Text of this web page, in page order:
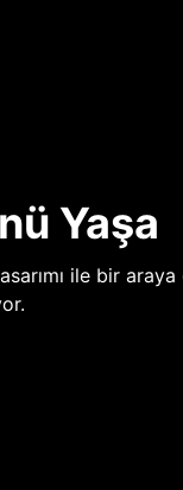
Yaşa
ile bir